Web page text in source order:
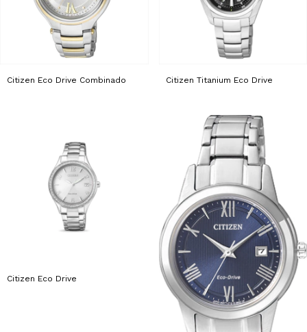
Citizen Eco Drive Combinado Citizen Titanium Eco Drive
Citizen Eco Drive